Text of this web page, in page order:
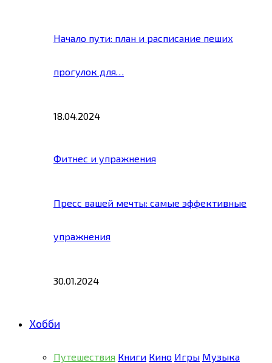
Начало пути: план и расписание пеших
прогулок для…
18.04.2024
Фитнес и упражнения
Пресс вашей мечты: самые эффективные
упражнения
30.01.2024
Хобби
Путешествия Книги Кино Игры Музыка